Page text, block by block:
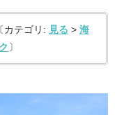
カテゴリ: 見る > 海
〕